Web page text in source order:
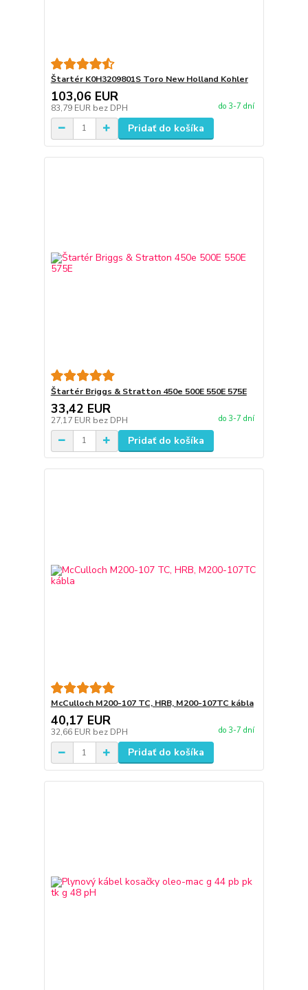
Štartér K0H3209801S Toro New Holland Kohler
103,06 EUR
83,79 EUR bez DPH do 3-7 dní
Pridať do košíka
Štartér Briggs & Stratton 450e 500E 550E 575E
33,42 EUR
27,17 EUR bez DPH do 3-7 dní
Pridať do košíka
McCulloch M200-107 TC, HRB, M200-107TC kábla
40,17 EUR
32,66 EUR bez DPH do 3-7 dní
Pridať do košíka